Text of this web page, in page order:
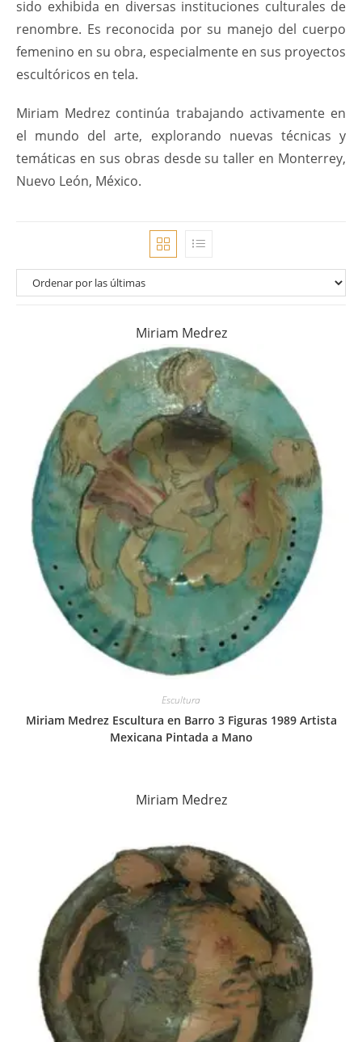
sido exhibida en diversas instituciones culturales de
renombre. Es reconocida por su manejo del cuerpo
femenino en su obra, especialmente en sus proyectos
escultóricos en tela.
Miriam Medrez continúa trabajando activamente en
el mundo del arte, explorando nuevas técnicas y
temáticas en sus obras desde su taller en Monterrey,
Nuevo León, México.
Miriam Medrez
Escultura
Miriam Medrez Escultura en Barro 3 Figuras 1989 Artista
Mexicana Pintada a Mano
Miriam Medrez